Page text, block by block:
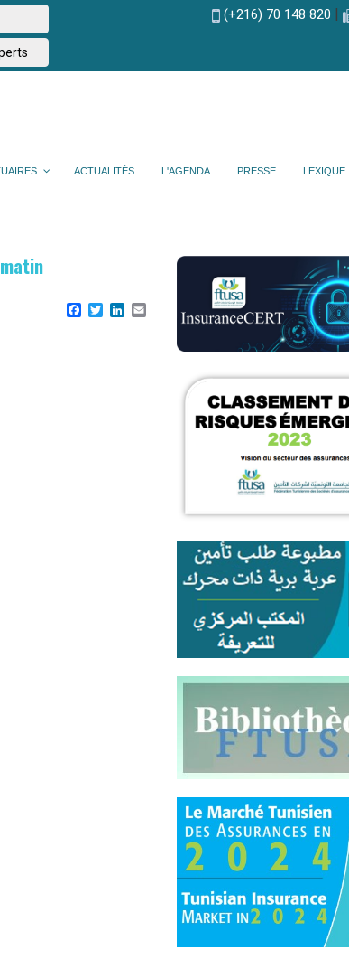
(+216) 70 148 820 |
ACTUALITÉS L'AGENDA PRESSE LEXIQUE
Facebook
TwitterLinkedIn
Email